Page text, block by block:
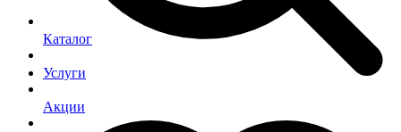
Каталог
Услуги
Акции